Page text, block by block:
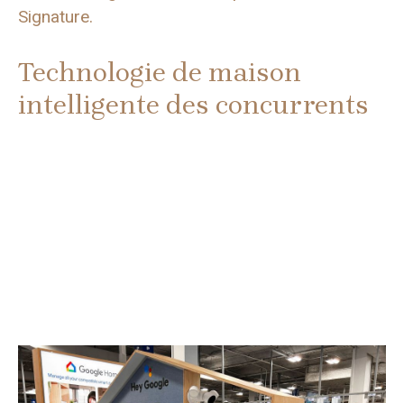
Signature.
Technologie de maison
intelligente des concurrents